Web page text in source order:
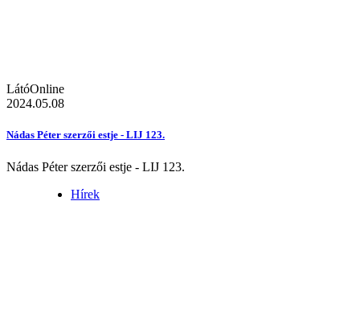
LátóOnline
2024.05.08
Nádas Péter szerzői estje - LIJ 123.
Nádas Péter szerzői estje - LIJ 123.
Hírek